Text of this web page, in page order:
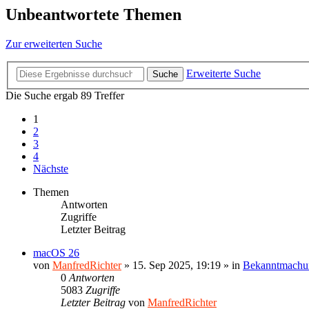
Unbeantwortete Themen
Zur erweiterten Suche
Suche
Erweiterte Suche
Die Suche ergab 89 Treffer
1
2
3
4
Nächste
Themen
Antworten
Zugriffe
Letzter Beitrag
macOS 26
von ManfredRichter» 15. Sep 2025, 19:19 » in
0 Antworten
5083 Zugriffe
Letzter Beitrag von ManfredRichter